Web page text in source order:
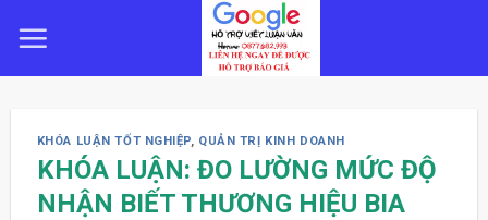
KHÓA LUẬN TỐT NGHIỆP, QUẢN TRỊ KINH DOANH
KHÓA LUẬN: ĐO LƯỜNG MỨC ĐỘ
NHẬN BIẾT THƯƠNG HIỆU BIA